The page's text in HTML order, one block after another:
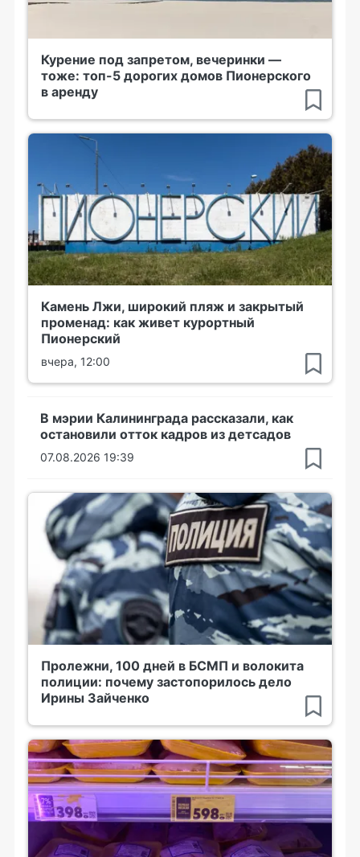
Курение под запретом, вечеринки —
тоже: топ-5 дорогих домов Пионерского
в аренду
Камень Лжи, широкий пляж и закрытый
променад: как живет курортный
Пионерский
вчера, 12:00
В мэрии Калининграда рассказали, как
остановили отток кадров из детсадов
07.08.2026 19:39
Пролежни, 100 дней в БСМП и волокита
полиции: почему застопорилось дело
Ирины Зайченко